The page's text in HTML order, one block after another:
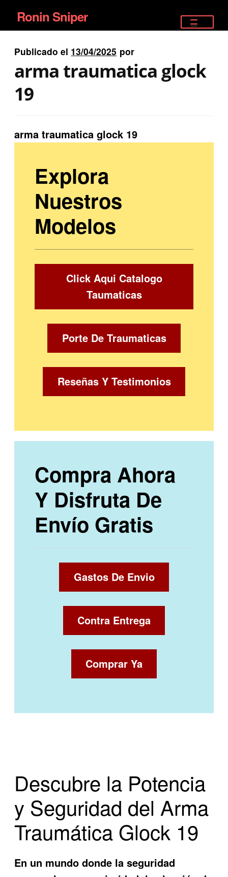
Ir
a
la
navegación
Ir
al
contenido
Ronin Sniper
SATELITALES
Publicado el 13/04/2025 por
arma traumatica glock
19
arma traumatica glock 19
Explora
Nuestros
Modelos
Click Aqui Catalogo
Taumaticas
Porte De Traumaticas
Reseñas Y Testimonios
Compra Ahora
Y Disfruta De
Envío Gratis
Gastos De Envio
Contra Entrega
Comprar Ya
Descubre la Potencia
y Seguridad del Arma
Traumática Glock 19
En un mundo donde la seguridad